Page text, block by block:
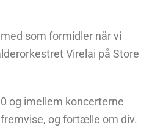
PARTNERE
HJÆLP TIL KØB
som formidler når vi
Virelai på Store
og imellem koncerterne
og fortælle om div.